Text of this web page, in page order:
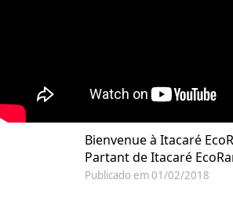
Bienvenue à Itacaré
Partant de Itacaré
Publicado em 01/02/2018